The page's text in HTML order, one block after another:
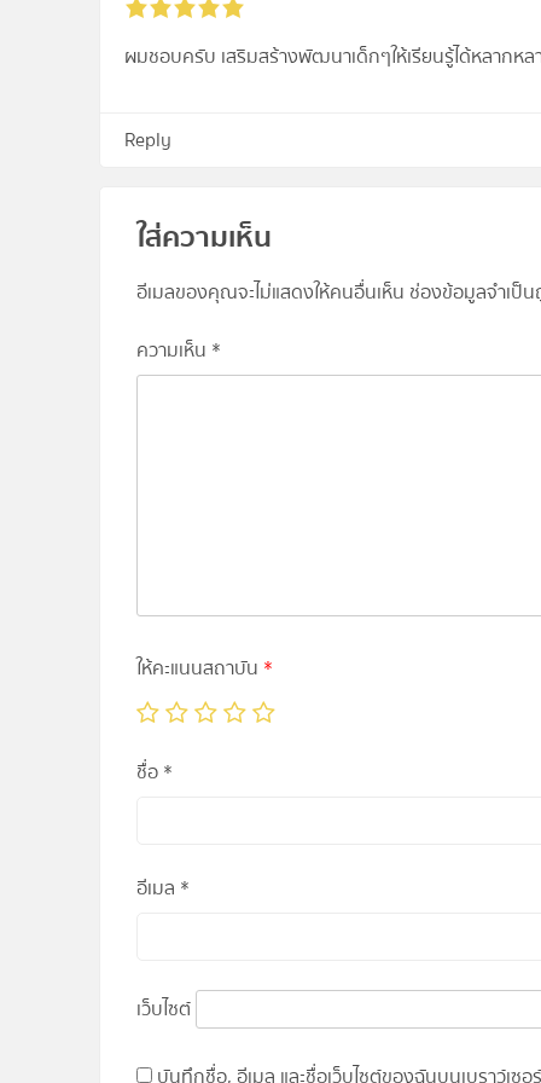
ผมชอบครับ เสริมสร้างพัฒนาเด็กๆให้เรียนรู้ได้หลากห
Reply
ใส่ความเห็น
อีเมลของคุณจะไม่แสดงให้คนอื่นเห็น ช่องข้อมูลจำเป็
ความเห็น *
ให้คะแนนสถาบัน *
ชื่อ*
อีเมล *
เว็บไซต์